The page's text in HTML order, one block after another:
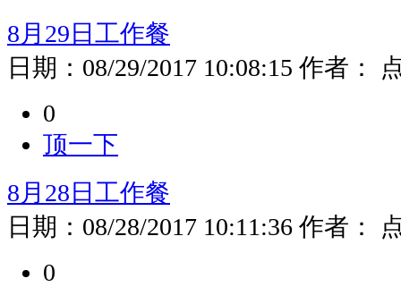
8月29日工作餐
日期： 08/29/2017 10:08:15 作者：
0
顶一下
8月28日工作餐
日期： 08/28/2017 10:11:36 作者：
0